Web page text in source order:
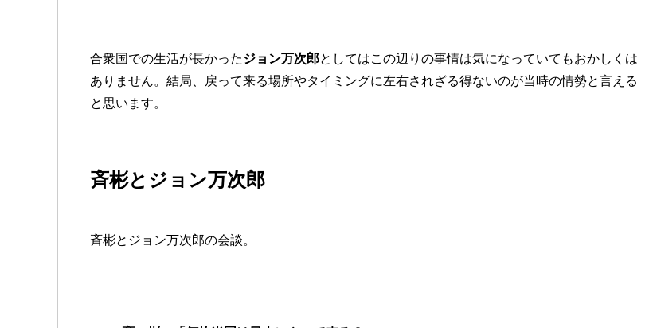
合衆国での生活が長かったジョン万次郎としてはこの辺りの事情は気になっていてもおかしくは
ありません。結局、戻って来る場所やタイミングに左右されざる得ないのが当時の情勢と言える
と思います。
斉彬とジョン万次郎
斉彬とジョン万次郎の会談。